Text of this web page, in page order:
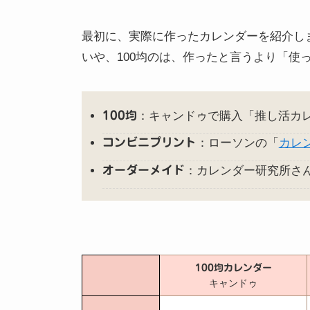
最初に、実際に作ったカレンダーを紹介し
いや、100均のは、作ったと言うより「使
100均 ：キャンドゥで購入「推し活カ
コンビニプリント ：ローソンの「 カレ
オーダーメイド ：カレンダー研究所さ
100均カレンダー
キャンドゥ